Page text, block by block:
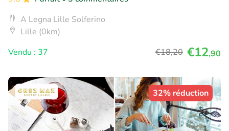
A Legna Lille Solferino
Lille (0km)
Vendu : 37
€18,20 €12,90
32% réduction